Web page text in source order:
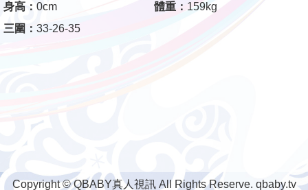
身高： 0cm 體重： 159kg
三圍： 33-26-35
Copyright © QBABY真人視訊 All Rights Reserve. qbaby.tv